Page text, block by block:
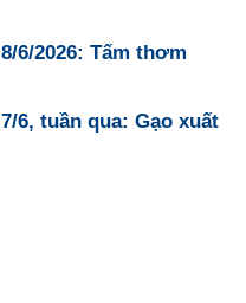
6/2026: Tấm thơm
6, tuần qua: Gạo xuất